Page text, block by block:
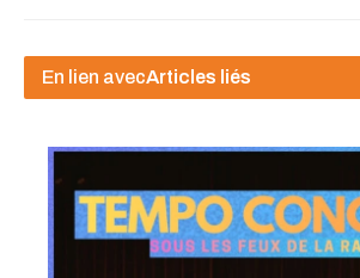
En lien avecArticles liés